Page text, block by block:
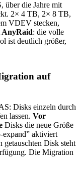
über die Jahre mit
2× 4 TB, 2× 8 TB,
VDEV stecken,
: die volle
ist deutlich größer,
auf
Disks einzeln durch
lassen. Vor
Disks die neue Größe
aktiviert
getauschten Disk steht
Die Migration